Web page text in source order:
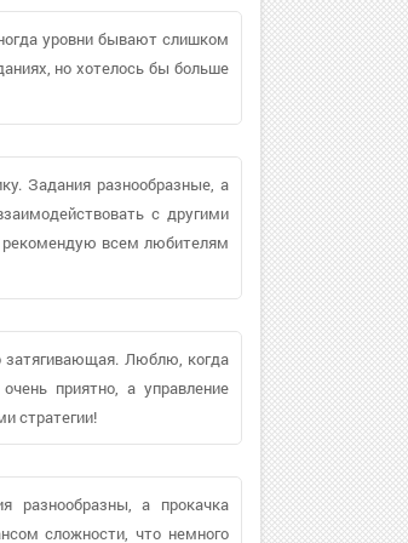
уровни бывают слишком
но хотелось бы больше
Задания разнообразные, а
с другими
рекомендую всем любителям
затягивающая. Люблю, когда
приятно, а управление
стратегии!
разнообразны, а прокачка
сложности, что немного